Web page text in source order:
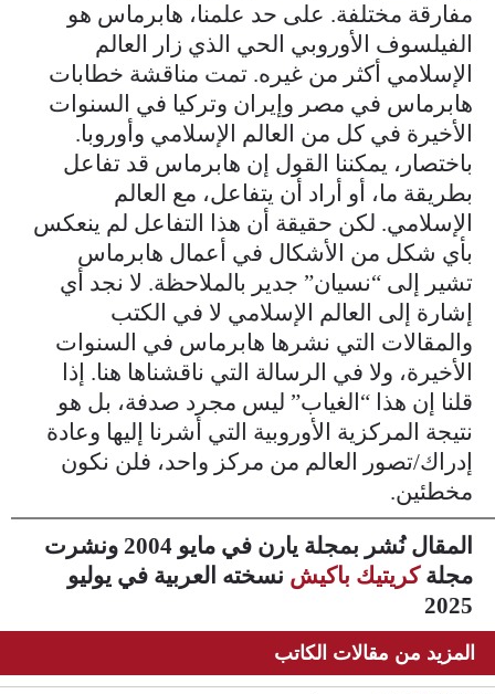
مفارقة مختلفة. على حد علمنا، هابرماس هو
الفيلسوف الأوروبي الحي الذي زار العالم
الإسلامي أكثر من غيره. تمت مناقشة خطابات
هابرماس في مصر وإيران وتركيا في السنوات
الأخيرة في كل من العالم الإسلامي وأوروبا.
باختصار، يمكننا القول إن هابرماس قد تفاعل
بطريقة ما، أو أراد أن يتفاعل، مع العالم
الإسلامي. لكن حقيقة أن هذا التفاعل لم ينعكس
بأي شكل من الأشكال في أعمال هابرماس
تشير إلى “نسيان” جدير بالملاحظة. لا نجد أي
إشارة إلى العالم الإسلامي لا في الكتب
والمقالات التي نشرها هابرماس في السنوات
الأخيرة، ولا في الرسالة التي ناقشناها هنا. إذا
قلنا إن هذا “الغياب” ليس مجرد صدفة، بل هو
نتيجة المركزية الأوروبية التي أشرنا إليها وعادة
إدراك/تصور العالم من مركز واحد، فلن نكون
مخطئين.
المقال نُشر بمجلة يارن في مايو 2004 ونشرت
مجلةكريتيك باكيش نسخته العربية في يوليو
2025
المزيد من مقالات الكاتب